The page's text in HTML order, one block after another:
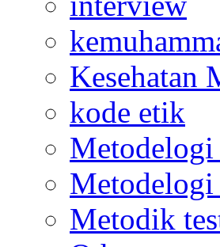
Kesehatan
kode etik
Metodik